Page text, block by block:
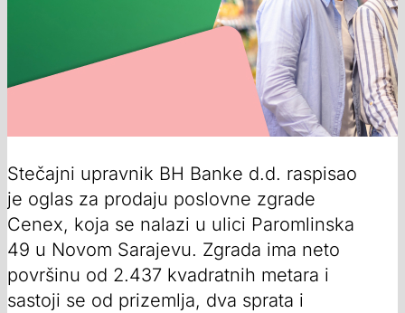
Stečajni upravnik BH Banke d.d. raspisao
je oglas za prodaju poslovne zgrade
Cenex, koja se nalazi u ulici Paromlinska
49 u Novom Sarajevu. Zgrada ima neto
površinu od 2.437 kvadratnih metara i
sastoji se od prizemlja, dva sprata i